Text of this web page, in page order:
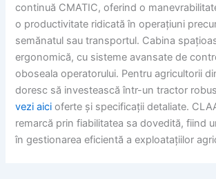
continuă CMATIC, oferind o
o productivitate ridicată în operațiuni
semănatul sau transportul. Cabina
ergonomică, cu sisteme avansate de
oboseala operatorului. Pentru agricultorii
doresc să investească într-un tractor
vezi aici oferte și specificații detaliate.
remarcă prin fiabilitatea sa dovedită, fiind
în gestionarea eficientă a exploatațiilor